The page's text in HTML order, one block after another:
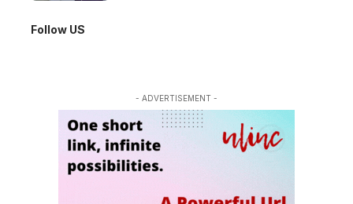
Follow US
- ADVERTISEMENT -